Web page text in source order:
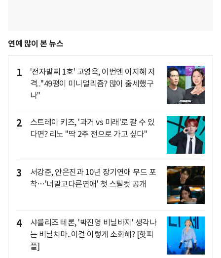
연예 많이 본 뉴스
1
'전자발찌 1호' 고영욱, 이번엔 이지혜 저
격.."49평이 미니멀리즘? 많이 출세했구
나"
2
스트레이 키즈, '과거 vs 미래'로 갈 수 있
다면? 리노 "딱 2주 전으로 가고 싶다"
3
서강준, 안은진과 10년 장기연애 무드 포
착…'너말고다른연애' 첫 스틸컷 공개
4
샤를리즈 테론, '박진영 비닐바지' 생각나
는 비닐치마..이걸 이렇게 소화해? [핫피
플]